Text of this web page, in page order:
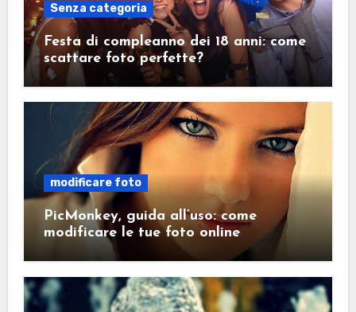
Senza categoria
Festa di compleanno dei 18 anni: come
scattare foto perfette?
modificare foto
PicMonkey, guida all’uso: come
modificare le tue foto online